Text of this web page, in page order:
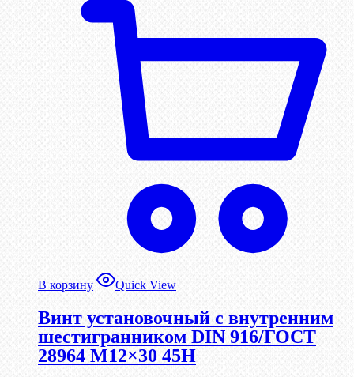
В корзину Quick View
Винт установочный с внутренним
шестигранником DIN 916/ГОСТ
28964 М12×30 45Н